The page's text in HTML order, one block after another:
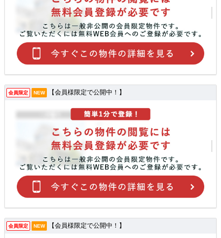
会員限定 NEW 【会員様限定で公開中！】
会員限定 NEW 【会員様限定で公開中！】